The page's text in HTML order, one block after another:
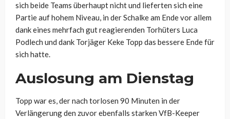
sich beide Teams überhaupt nicht und lieferten sich eine
Partie auf hohem Niveau, in der Schalke am Ende vor allem
dank eines mehrfach gut reagierenden Torhüters Luca
Podlech und dank Torjäger Keke Topp das bessere Ende für
sich hatte.
Auslosung am Dienstag
Topp war es, der nach torlosen 90 Minuten in der
Verlängerung den zuvor ebenfalls starken VfB-Keeper